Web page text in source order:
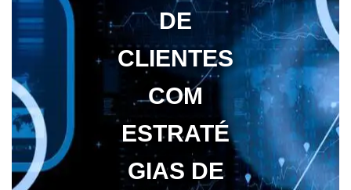
DE
CLIENTES
COM
ESTRATÉ
GIAS DE